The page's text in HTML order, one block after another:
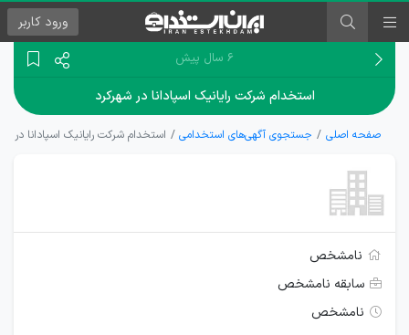
ورود کاربر
۶ سال پیش
استخدام شرکت رایانیک اسپادانا در شهرکرد
صفحه اصلی جستجوی آگهی‌های استخدامی استخدام شرکت رایانیک اسپادانا در
نامشخص
سابقه نامشخص
نامشخص